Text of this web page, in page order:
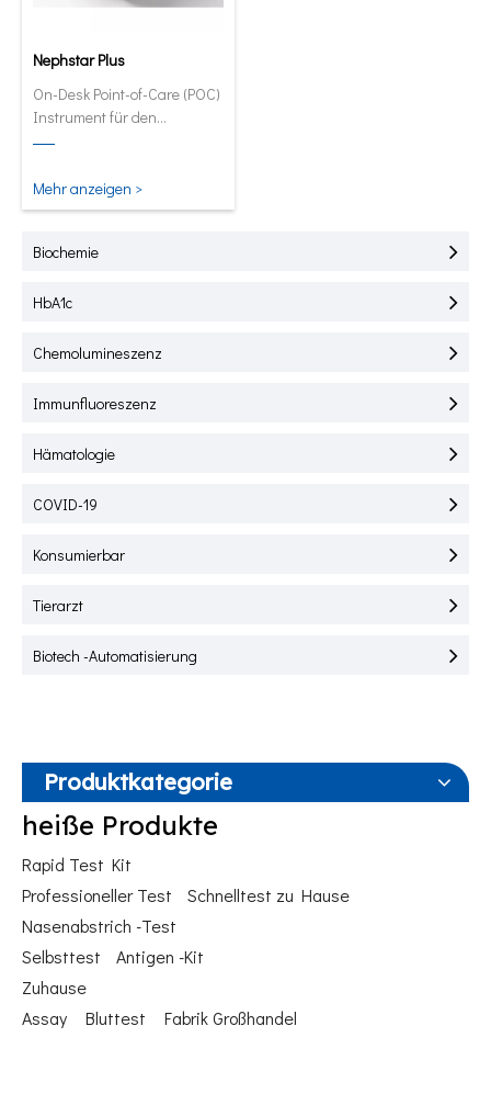
Nephstar Plus
On-Desk Point-of-Care (POC)
Instrument für den
Schnelltest von HbA1C, CRP,
Mehr anzeigen >
Biochemie
HbA1c
Chemolumineszenz
Immunfluoreszenz
Hämatologie
COVID-19
Konsumierbar
Tierarzt
Biotech -Automatisierung
Produktkategorie
heiße Produkte
Rapid Test Kit
Professioneller Test
Schnelltest zu Hause
Nasenabstrich -Test
Selbsttest
Antigen -Kit
Zuhause
Assay
Bluttest Fabrik Großhandel